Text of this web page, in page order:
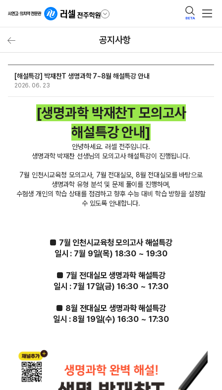
BETA
공지사항
[해설특강] 박재찬T 생명과학 7~8월 해설특강 안내
2026. 06. 23
[생명과학 박재찬T 모의고사
해설특강 안내]
안녕하세요. 러셀 전주입니다.
생명과학 박재찬 선생님의 모의고사 해설특강이 진행됩니다.
7월 인천시교육청 모의고사, 7월 전대실모, 8월 전대실모를 바탕으로
생명과학 유형 분석 및 문제 풀이를 진행하며,
수험생 개인의 학습 상태를 점검하고 향후 수능 대비 학습 방향을 설정할
수 있도록 안내합니다.
■ 7월 인천시교육청 모의고사 해설특강
일시 : 7월 9일(목) 18:30 ~ 19:30
■ 7월 전대실모 생명과학 해설특강
일시 : 7월 17일(금) 16:30 ~ 17:30
■ 8월 전대실모 생명과학 해설특강
일시 : 8월 19일(수) 16:30 ~ 17:30